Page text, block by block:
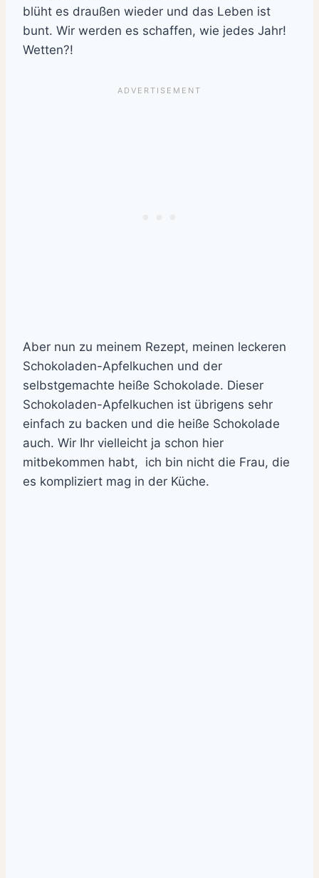
blüht es draußen wieder und das Leben ist
bunt. Wir werden es schaffen, wie jedes Jahr!
Wetten?!
Aber nun zu meinem Rezept, meinen leckeren
Schokoladen-Apfelkuchen und der
selbstgemachte heiße Schokolade. Dieser
Schokoladen-Apfelkuchen ist übrigens sehr
einfach zu backen und die heiße Schokolade
auch. Wir Ihr vielleicht ja schon hier
mitbekommen habt, ich bin nicht die Frau, die
es kompliziert mag in der Küche.